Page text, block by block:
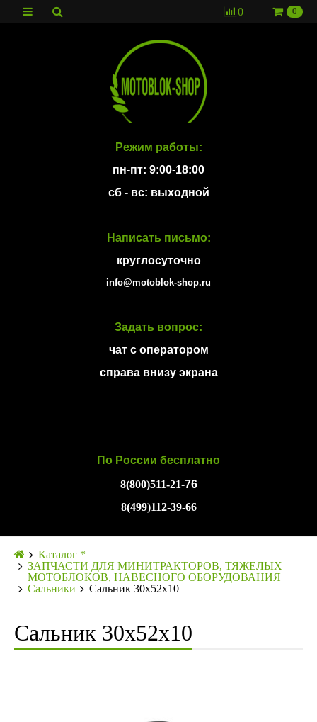
0 0
Режим работы:
пн-пт: 9:00-18:00
сб - вс: выходной
Написать письмо:
круглосуточно
info@motoblok-shop.ru
Задать вопрос:
чат с оператором
справа внизу экрана
По России бесплатно
8(800)511-21-76
8(499)112-39-66
Каталог *
ЗАПЧАСТИ ДЛЯ МИНИТРАКТОРОВ, ТЯЖЕЛЫХ
МОТОБЛОКОВ, НАВЕСНОГО ОБОРУДОВАНИЯ
Сальники
Сальник 30х52х10
Сальник 30х52х10